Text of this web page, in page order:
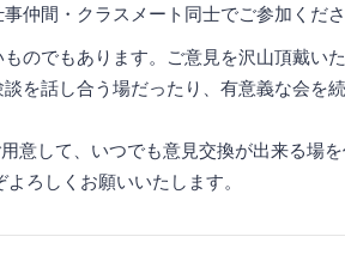
仲間・クラスメート同士でご参加くだ
のでもあります。ご意見を沢山頂戴い
を話し合う場だったり、有意義な会を
意して、いつでも意見交換が出来る場
ろしくお願いいたします。